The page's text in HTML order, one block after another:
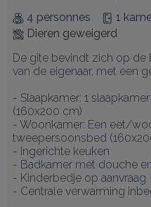
4 personnes 1
Dieren geweigerd
De gîte bevindt zich op de
van de eigenaar, met een
- Slaapkamer: 1
(160x200 cm)
- Woonkamer: Een eet/
tweepersoonsbed
- Ingerichte keuken
- Badkamer met douche
- Kinderbedje op aanvraag
- Centrale verwarming